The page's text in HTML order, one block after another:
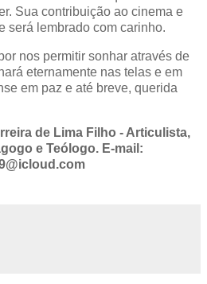
Sua contribuição ao cinema e
será lembrado com carinho.
nos permitir sonhar através de
eternamente nas telas e em
em paz e até breve, querida
de Lima Filho - Articulista,
e Teólogo. E-mail: